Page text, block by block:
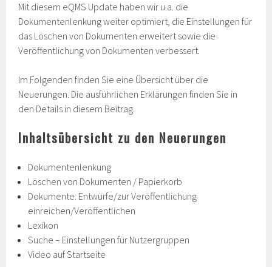
Mit diesem eQMS Update haben wir u.a. die
Dokumentenlenkung weiter optimiert, die Einstellungen für
das Löschen von Dokumenten erweitert sowie die
Veröffentlichung von Dokumenten verbessert.
Im Folgenden finden Sie eine Übersicht über die
Neuerungen. Die ausführlichen Erklärungen finden Sie in
den Details in diesem Beitrag.
Inhaltsübersicht zu den Neuerungen
Dokumentenlenkung
Löschen von Dokumenten / Papierkorb
Dokumente: Entwürfe/zur Veröffentlichung
einreichen/Veröffentlichen
Lexikon
Suche – Einstellungen für Nutzergruppen
Video auf Startseite